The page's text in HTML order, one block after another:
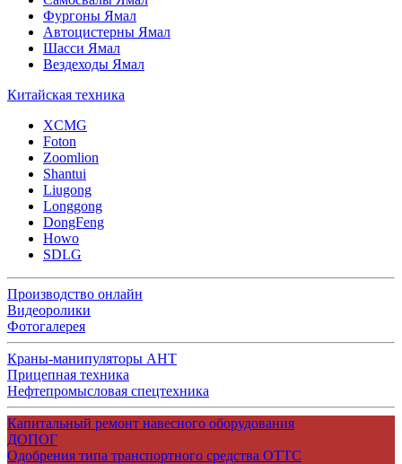
Фургоны Ямал
Автоцистерны Ямал
Шасси Ямал
Вездеходы Ямал
Китайская техника
XCMG
Foton
Zoomlion
Shantui
Liugong
Longgong
DongFeng
Howo
SDLG
Производство онлайн
Видеоролики
Фотогалерея
Краны-манипуляторы АНТ
Прицепная техника
Нефтепромысловая спецтехника
Капитальный ремонт навесного оборудования
ДОПОГ
Одобрения типа транспортного средства ОТТС